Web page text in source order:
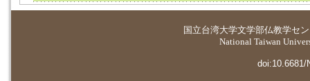
国立台湾大学文学部仏教学セ
National Taiwan
doi:10.6681/